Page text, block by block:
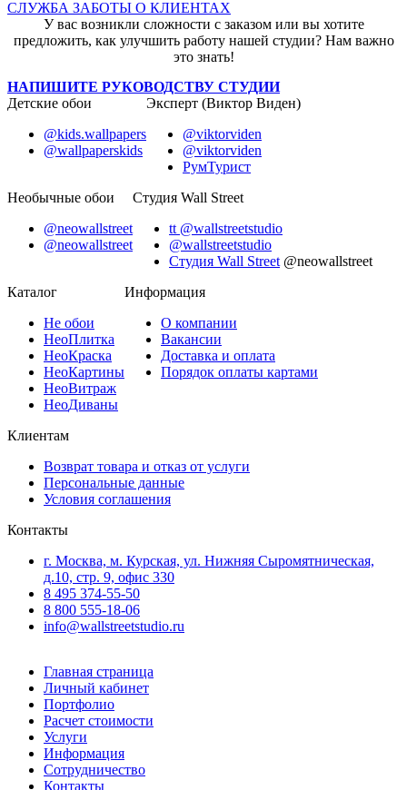
СЛУЖБА ЗАБОТЫ О КЛИЕНТАХ
У вас возникли сложности с заказом или вы хотите
предложить, как улучшить работу нашей студии? Нам важно
это знать!
НАПИШИТЕ РУКОВОДСТВУ СТУДИИ
Детские обои
@kids.wallpapers
@wallpaperskids
Эксперт (Виктор Виден)
@viktorviden
@viktorviden
РумТурист
Необычные обои
@neowallstreet
@neowallstreet
Студия Wall Street
tt @wallstreetstudio
@wallstreetstudio
Студия Wall Street @neowallstreet
Каталог
Не обои
НеоПлитка
НеоКраска
НеоКартины
НеоВитраж
НеоДиваны
Информация
О компании
Вакансии
Доставка и оплата
Порядок оплаты картами
Клиентам
Возврат товара и отказ от услуги
Персональные данные
Условия соглашения
Контакты
г. Москва, м. Курская, ул. Нижняя Сыромятническая,
д.10, стр. 9, офис 330
8 495 374-55-50
8 800 555-18-06
info@wallstreetstudio.ru
Главная страница
Личный кабинет
Портфолио
Расчет стоимости
Услуги
Информация
Сотрудничество
Контакты